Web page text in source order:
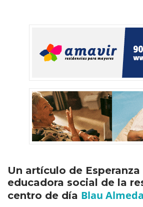
Un artículo de Esperanza
educadora social de la
centro de día Blau Almeda